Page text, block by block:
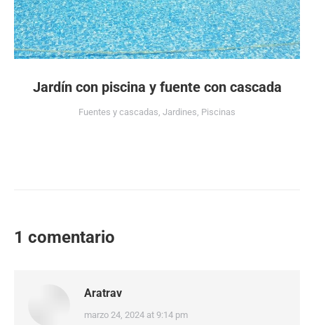
Jardín con piscina y fuente con cascada
Fuentes y cascadas Jardines Piscinas
1 comentario
Aratrav
says:
marzo 24, 2024 at 9:14 pm